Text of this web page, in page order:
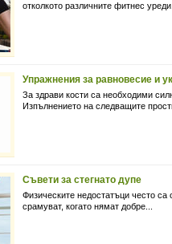
отколкото различните фитнес
Упражнения за равновесие и
За здрави кости са необходими
Изпълнението на следващите
Съвети за стегнато дупе
Физическите недостатъци често
срамуват, когато нямат добре...